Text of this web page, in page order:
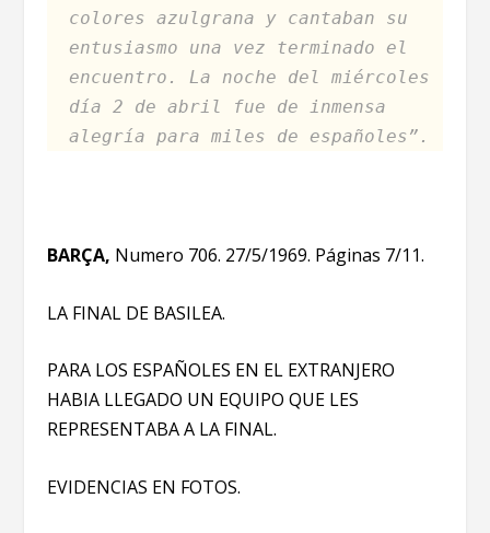
colores azulgrana y cantaban su
entusiasmo una vez terminado el
encuentro. La noche del miércoles
día 2 de abril fue de inmensa
alegría para miles de españoles”.
BARÇA, Numero 706. 27/5/1969. Páginas 7/11.
LA FINAL DE BASILEA.
PARA LOS ESPAÑOLES EN EL EXTRANJERO
HABIA LLEGADO UN EQUIPO QUE LES
REPRESENTABA A LA FINAL.
EVIDENCIAS EN FOTOS.